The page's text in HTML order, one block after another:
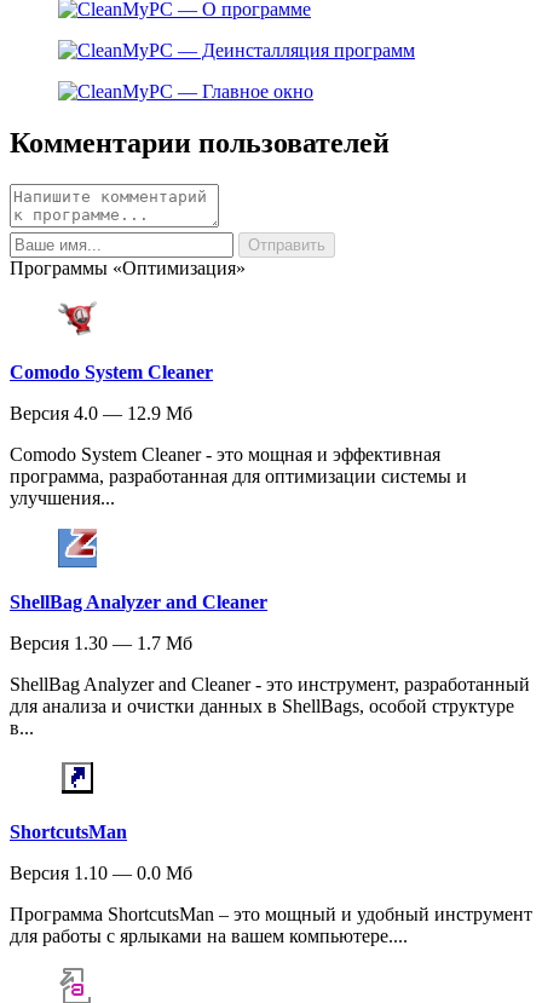
Комментарии пользователей
Программы «Оптимизация»
Comodo System Cleaner
Версия 4.0 — 12.9 Мб
Comodo System Cleaner - это мощная и эффективная
программа, разработанная для оптимизации системы и
улучшения...
ShellBag Analyzer and Cleaner
Версия 1.30 — 1.7 Мб
ShellBag Analyzer and Cleaner - это инструмент, разработанный
для анализа и очистки данных в ShellBags, особой структуре
в...
ShortcutsMan
Версия 1.10 — 0.0 Мб
Программа ShortcutsMan – это мощный и удобный инструмент
для работы с ярлыками на вашем компьютере....